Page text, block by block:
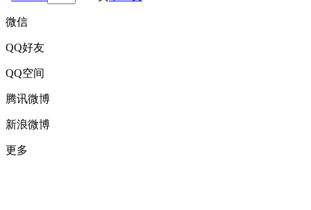
微信
QQ好友
QQ空间
腾讯微博
新浪微博
更多